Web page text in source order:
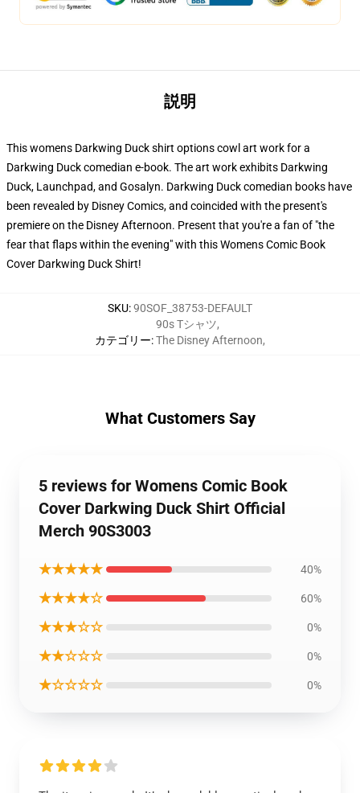
説明
This womens Darkwing Duck shirt options cowl art work for a
Darkwing Duck comedian e-book. The art work exhibits Darkwing
Duck, Launchpad, and Gosalyn. Darkwing Duck comedian books have
been revealed by Disney Comics, and coincided with the present's
premiere on the Disney Afternoon. Present that you're a fan of "the
fear that flaps within the evening" with this Womens Comic Book
Cover Darkwing Duck Shirt!
SKU:90SOF_38753-DEFAULT
カテゴリー:
90s Tシャツ,
The Disney Afternoon,
What Customers Say
5 reviews for Womens Comic Book
Cover Darkwing Duck Shirt Official
Merch 90S3003
★★★★★ 40%
★★★★☆ 60%
★★★☆☆ 0%
★★☆☆☆ 0%
★☆☆☆☆ 0%